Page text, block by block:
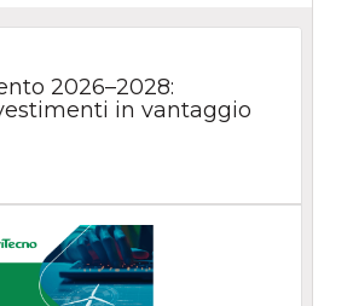
2026–2028:
in vantaggio